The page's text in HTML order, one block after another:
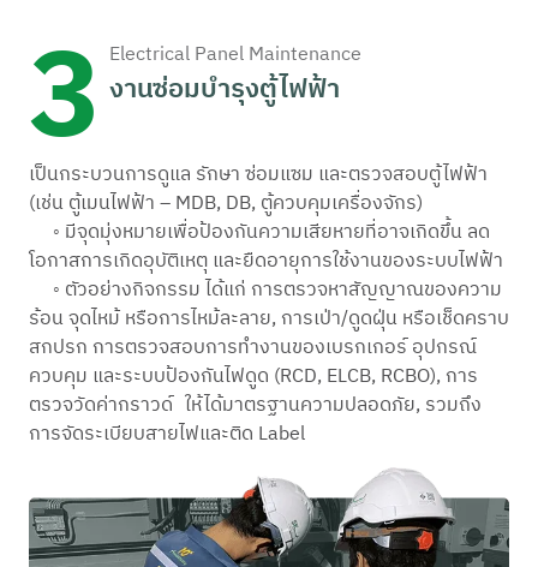
3 Electrical Panel Maintenance
งานซ่อมบำรุงตู้ไฟฟ้า
เป็นกระบวนการดูแล รักษา ซ่อมแซม และตรวจสอบตู้ไฟฟ้า
(เช่น ตู้เมนไฟฟ้า – MDB, DB, ตู้ควบคุมเครื่องจักร)
◦ มีจุดมุ่งหมายเพื่อป้องกันความเสียหายที่อาจเกิดขึ้น ลด
โอกาสการเกิดอุบัติเหตุ และยืดอายุการใช้งานของระบบไฟฟ้า
◦ ตัวอย่างกิจกรรม ได้แก่ การตรวจหาสัญญาณของความ
ร้อน จุดไหม้ หรือการไหม้ละลาย, การเป่า/ดูดฝุ่น หรือเช็ดคราบ
สกปรก การตรวจสอบการทำงานของเบรกเกอร์ อุปกรณ์
ควบคุม และระบบป้องกันไฟดูด (RCD, ELCB, RCBO), การ
ตรวจวัดค่ากราวด์ ให้ได้มาตรฐานความปลอดภัย, รวมถึง
การจัดระเบียบสายไฟและติด Label